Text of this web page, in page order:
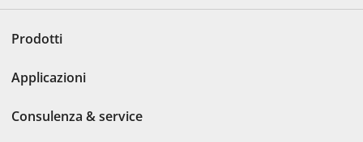
Prodotti
Applicazioni
Consulenza & service